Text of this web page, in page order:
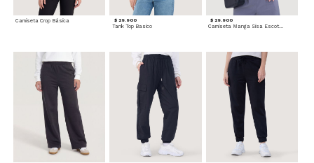
Camiseta Crop Básica $ 29.900
Tank Top Basico
$ 29.900
Camiseta Manga Sisa Escotada